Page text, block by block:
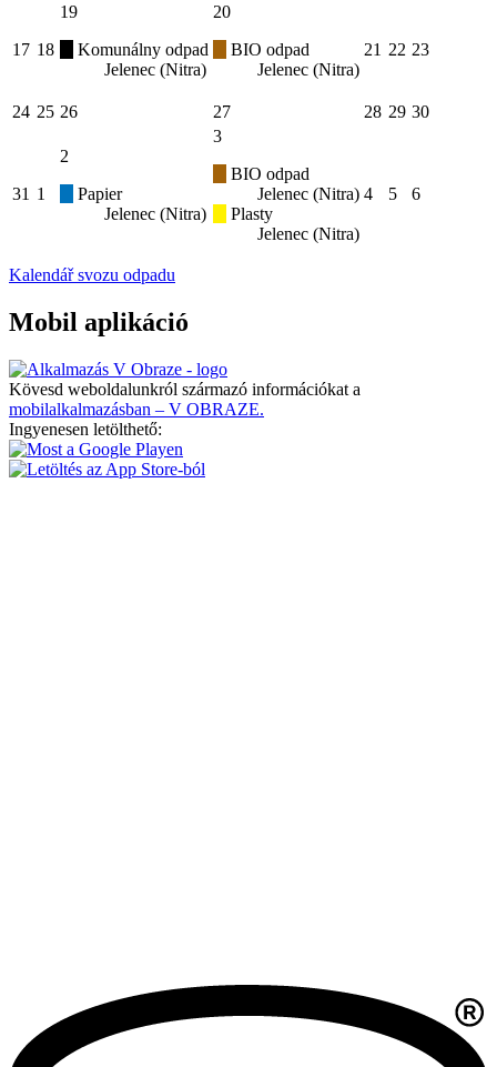
17 18
19
Komunálny odpad
Jelenec (Nitra)
20
BIO odpad
Jelenec (Nitra)
21 22 23
24 25 26 27 28 29 30
31 1
2
Papier
Jelenec (Nitra)
3
BIO odpad
Jelenec (Nitra)
Plasty
Jelenec (Nitra)
4 5 6
Kalendář svozu odpadu
Mobil aplikáció
Kövesd weboldalunkról származó információkat a
mobilalkalmazásban – V OBRAZE.
Ingyenesen letölthető: